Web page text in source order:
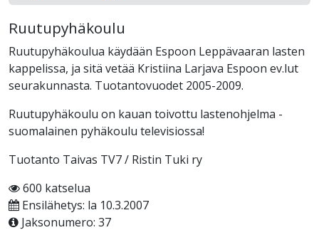
Ruutupyhäkoulu
Ruutupyhäkoulua käydään Espoon Leppävaaran lasten
kappelissa, ja sitä vetää Kristiina Larjava Espoon ev.lut
seurakunnasta. Tuotantovuodet 2005-2009.
Ruutupyhäkoulu on kauan toivottu lastenohjelma -
suomalainen pyhäkoulu televisiossa!
Tuotanto Taivas TV7 / Ristin Tuki ry
600 katselua
Ensilähetys: la 10.3.2007
Jaksonumero: 37